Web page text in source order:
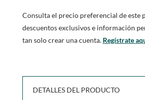
Consulta el precio preferencial de este
descuentos exclusivos e información
tan solo crear una cuenta. Regístrate
DETALLES DEL PRODUCTO